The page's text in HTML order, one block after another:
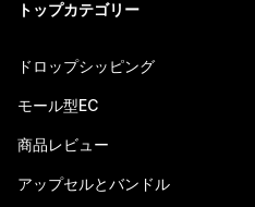
トップカテゴリー
ドロップシッピング
モール型EC
商品レビュー
アップセルとバンドル